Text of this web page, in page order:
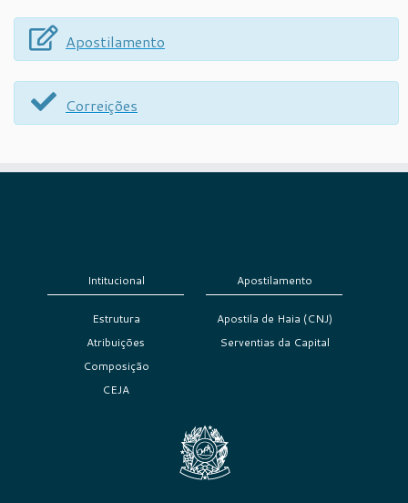
Apostilamento
Correições
Intitucional
Estrutura
Atribuições
Composição
CEJA
Apostilamento
Apostila de Haia (CNJ)
Serventias da Capital